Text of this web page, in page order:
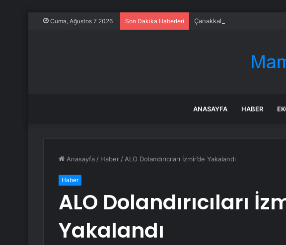
Cuma, Ağustos 7 2026 Son Dakika Haberleri Çanakkale’de otobüs devrildi;
ANASAYFA HABER
Anasayfa / Haber / ALO Dolandırıcıları İzmir’de Yakalandı
Haber
ALO Dolandırıcıları
Yakalandı